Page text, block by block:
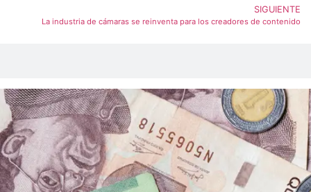
SIGUIENTE
La industria de cámaras se reinventa para los creadores de contenido